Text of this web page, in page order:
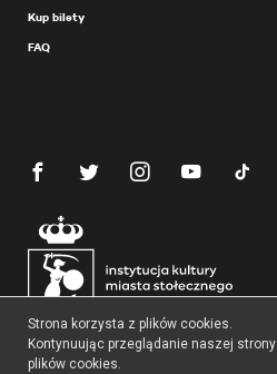
Kup bilety
FAQ
Strona korzysta z plików cookies.
Kontynuując przeglądanie naszej
plików cookies.